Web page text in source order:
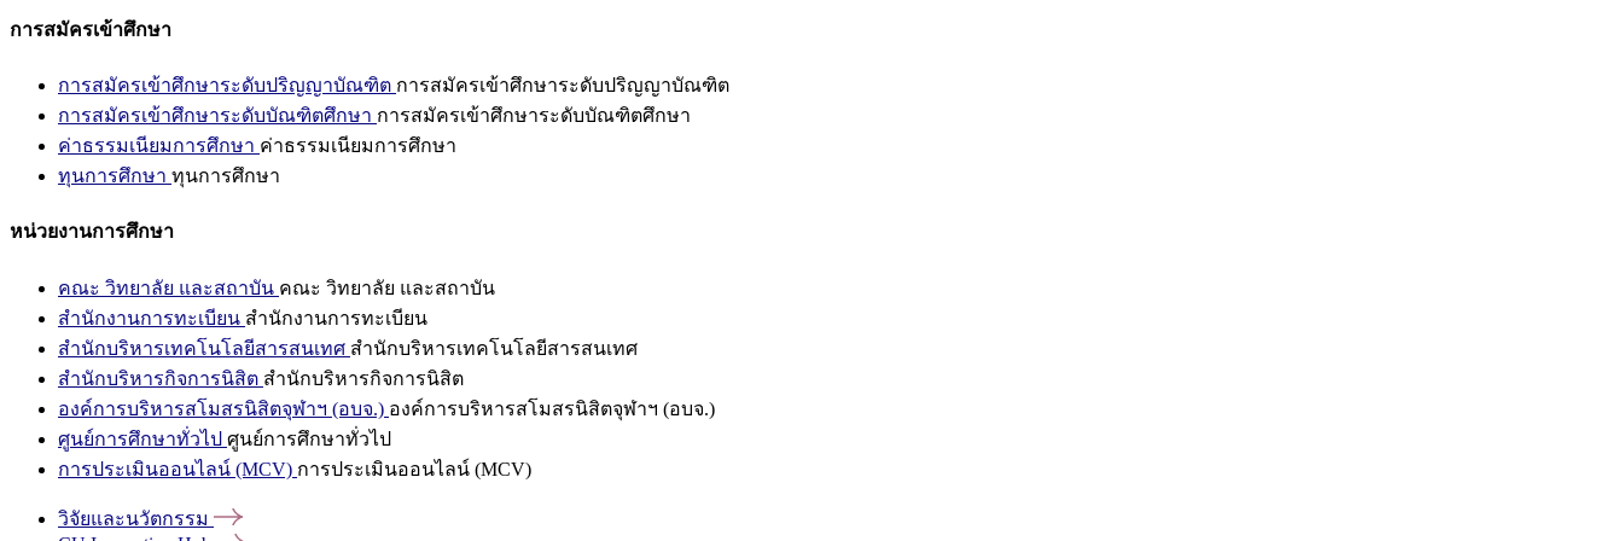
การสมัครเข้าศึกษา
การสมัครเข้าศึกษาระดับปริญญาบัณฑิต การสมัครเข้าศึกษาระดับปริญญาบัณฑิต
การสมัครเข้าศึกษาระดับบัณฑิตศึกษา การสมัครเข้าศึกษาระดับบัณฑิตศึกษา
ค่าธรรมเนียมการศึกษา ค่าธรรมเนียมการศึกษา
ทุนการศึกษา ทุนการศึกษา
หน่วยงานการศึกษา
คณะ วิทยาลัย และสถาบัน คณะ วิทยาลัย และสถาบัน
สำนักงานการทะเบียน สำนักงานการทะเบียน
สำนักบริหารเทคโนโลยีสารสนเทศ สำนักบริหารเทคโนโลยีสารสนเทศ
สำนักบริหารกิจการนิสิต สำนักบริหารกิจการนิสิต
องค์การบริหารสโมสรนิสิตจุฬาฯ (อบจ.) องค์การบริหารสโมสรนิสิตจุฬาฯ (อบจ.)
ศูนย์การศึกษาทั่วไป ศูนย์การศึกษาทั่วไป
การประเมินออนไลน์ (MCV) การประเมินออนไลน์ (MCV)
วิจัยและนวัตกรรม